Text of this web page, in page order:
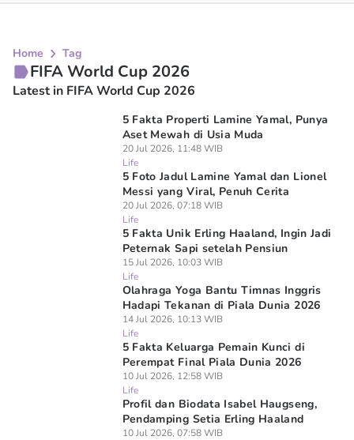
Home Tag
FIFA World Cup 2026
Latest in FIFA World Cup 2026
5 Fakta Properti Lamine Yamal, Punya
Aset Mewah di Usia Muda
20 Jul 2026, 11:48 WIB
Life
5 Foto Jadul Lamine Yamal dan Lionel
Messi yang Viral, Penuh Cerita
20 Jul 2026, 07:18 WIB
Life
5 Fakta Unik Erling Haaland, Ingin Jadi
Peternak Sapi setelah Pensiun
15 Jul 2026, 10:03 WIB
Life
Olahraga Yoga Bantu Timnas Inggris
Hadapi Tekanan di Piala Dunia 2026
14 Jul 2026, 10:13 WIB
Life
5 Fakta Keluarga Pemain Kunci di
Perempat Final Piala Dunia 2026
10 Jul 2026, 12:58 WIB
Life
Profil dan Biodata Isabel Haugseng,
Pendamping Setia Erling Haaland
10 Jul 2026, 07:58 WIB